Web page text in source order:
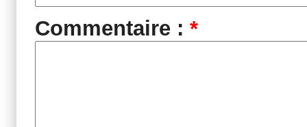
Commentaire : *